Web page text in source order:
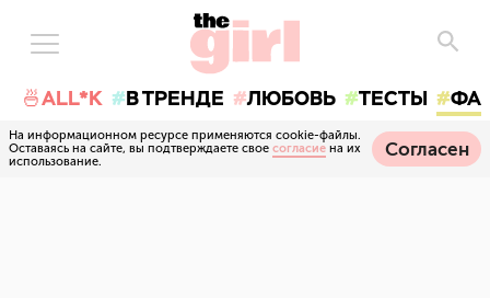
🍜ALL*K В ТРЕНДЕ ЛЮБОВЬ ТЕСТЫ
На информационном ресурсе применяются cookie-файлы.
Оставаясь на сайте, вы подтверждаете свое согласие на их
использование.
Согласен